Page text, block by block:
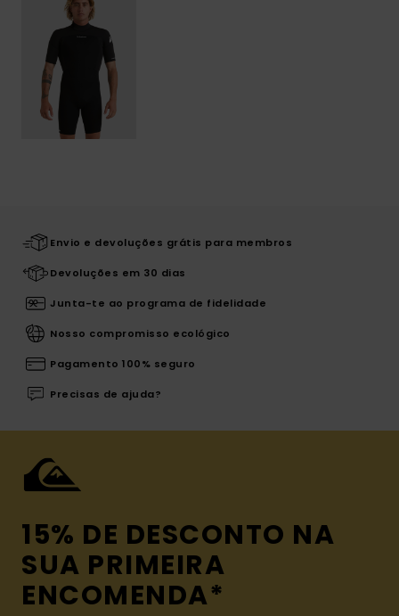
Envio e devoluções grátis para membros
Devoluções em 30 dias
Junta-te ao programa de fidelidade
Nosso compromisso ecológico
Pagamento 100% seguro
Precisas de ajuda?
15% DE DESCONTO NA
SUA PRIMEIRA
ENCOMENDA*